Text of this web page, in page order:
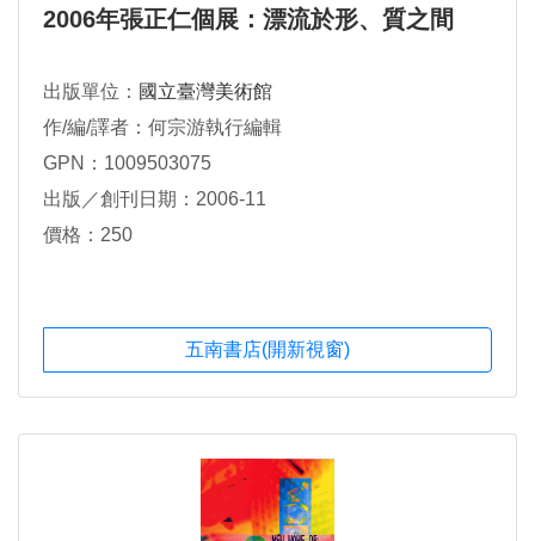
2006年張正仁個展：漂流於形、質之間
出版單位： 國立臺灣美術館
作/編/譯者：何宗游執行編輯
GPN：1009503075
出版／創刊日期：2006-11
價格：250
五南書店(開新視窗)